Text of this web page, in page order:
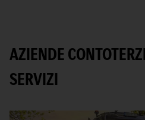
AZIENDE
SERVIZI